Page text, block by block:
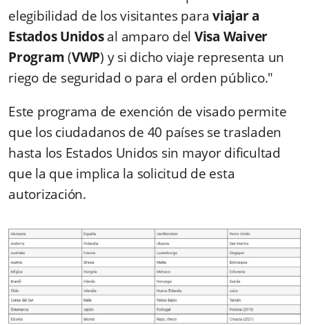
elegibilidad de los visitantes para viajar a
Estados Unidosal amparo del Visa Waiver
Program(VWP) y si dicho viaje representa un
riego de seguridad o para el orden público."
Este programa de exención de visado permite
que los ciudadanos de 40 países se trasladen
hasta los Estados Unidos sin mayor dificultad
que la que implica la solicitud de esta
autorización.